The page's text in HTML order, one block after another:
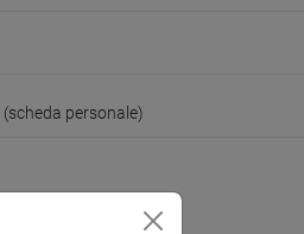
(scheda personale)